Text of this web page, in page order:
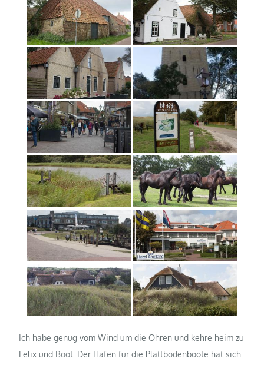
Ich habe genug vom Wind um die Ohren und kehre heim zu
Felix und Boot. Der Hafen für die Plattbodenboote hat sich